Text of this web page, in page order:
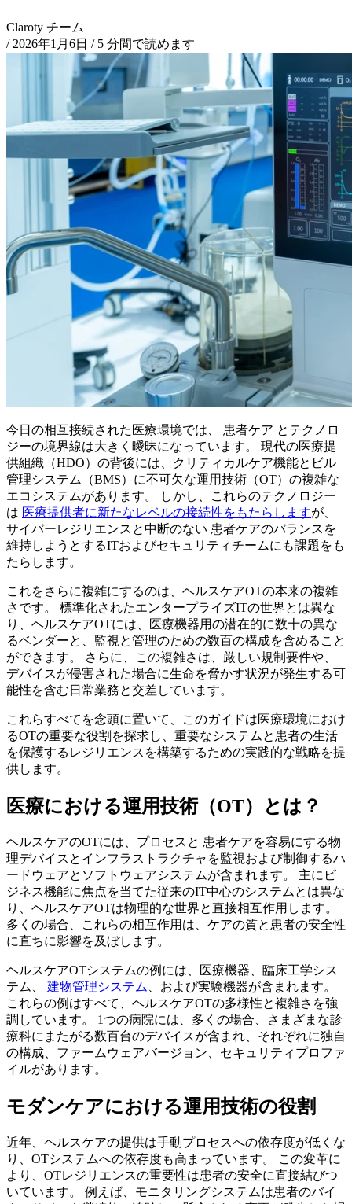
Claroty チーム
/ 2026年1月6日 /5 分間で読めます
今日の相互接続された医療環境では、 患者ケア とテクノロ
ジーの境界線は大きく曖昧になっています。 現代の医療提
供組織（HDO）の背後には、クリティカルケア機能とビル
管理システム（BMS）に不可欠な運用技術（OT）の複雑な
エコシステムがあります。 しかし、これらのテクノロジー
は 医療提供者に新たなレベルの接続性をもたらしますが、
サイバーレジリエンスと中断のない 患者ケアのバランスを
維持しようとするITおよびセキュリティチームにも課題をも
たらします。
これをさらに複雑にするのは、ヘルスケアOTの本来の複雑
さです。 標準化されたエンタープライズITの世界とは異な
り、ヘルスケアOTには、医療機器用の潜在的に数十の異な
るベンダーと、監視と管理のための数百の構成を含めること
ができます。 さらに、この複雑さは、厳しい規制要件や、
デバイスが侵害された場合に生命を脅かす状況が発生する可
能性を含む日常業務と交差しています。
これらすべてを念頭に置いて、このガイドは医療環境におけ
るOTの重要な役割を探求し、重要なシステムと患者の生活
を保護するレジリエンスを構築するための実践的な戦略を提
供します。
医療における運用技術（OT）とは？
ヘルスケアのOTには、プロセスと 患者ケアを容易にする物
理デバイスとインフラストラクチャを監視および制御するハ
ードウェアとソフトウェアシステムが含まれます。 主にビ
ジネス機能に焦点を当てた従来のIT中心のシステムとは異な
り、ヘルスケアOTは物理的な世界と直接相互作用します。
多くの場合、これらの相互作用は、ケアの質と患者の安全性
に直ちに影響を及ぼします。
ヘルスケアOTシステムの例には、医療機器、臨床工学シス
テム、 建物管理システム
、および実験機器が含まれます。
これらの例はすべて、ヘルスケアOTの多様性と複雑さを強
調しています。 1つの病院には、多くの場合、さまざまな診
療科にまたがる数百台のデバイスが含まれ、それぞれに独自
の構成、ファームウェアバージョン、セキュリティプロファ
イルがあります。
モダンケアにおける運用技術の役割
近年、ヘルスケアの提供は手動プロセスへの依存度が低くな
り、OTシステムへの依存度も高まっています。 この変革に
より、OTレジリエンスの重要性は患者の安全に直接結びつ
いています。 例えば、モニタリングシステムは患者のバイ